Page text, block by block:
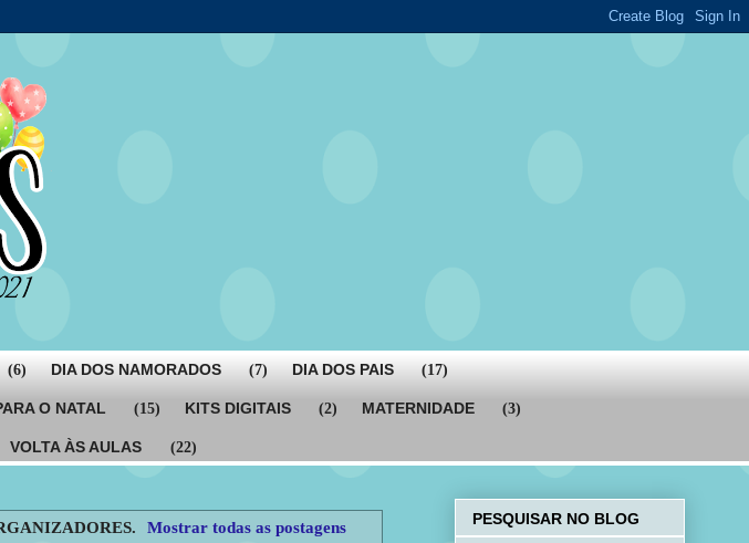
(6) DIA DOS NAMORADOS (7) DIA DOS PAIS (17)
O NATAL (15) KITS DIGITAIS (2) MATERNIDADE (3)
VOLTA ÀS AULAS (22)
. Mostrar todas as postagens PESQUISAR NO BLOG